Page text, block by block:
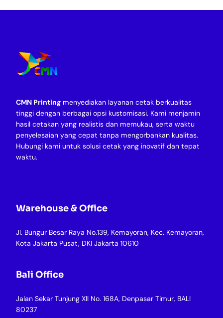
CMN Printing menyediakan layanan cetak berkualitas
tinggi dengan berbagai opsi kustomisasi. Kami menjamin
hasil cetakan yang realistis dan memukau, serta waktu
penyelesaian yang cepat tanpa mengorbankan kualitas.
Hubungi kami untuk solusi cetak yang inovatif dan tepat
waktu.
Warehouse & Office
Jl. Bungur Besar Raya No.139, Kemayoran, Kec. Kemayoran,
Kota Jakarta Pusat, DKI Jakarta 10610
Bali Office
Jalan Sekar Tunjung XII No. 168A, Denpasar Timur, BALI
80237